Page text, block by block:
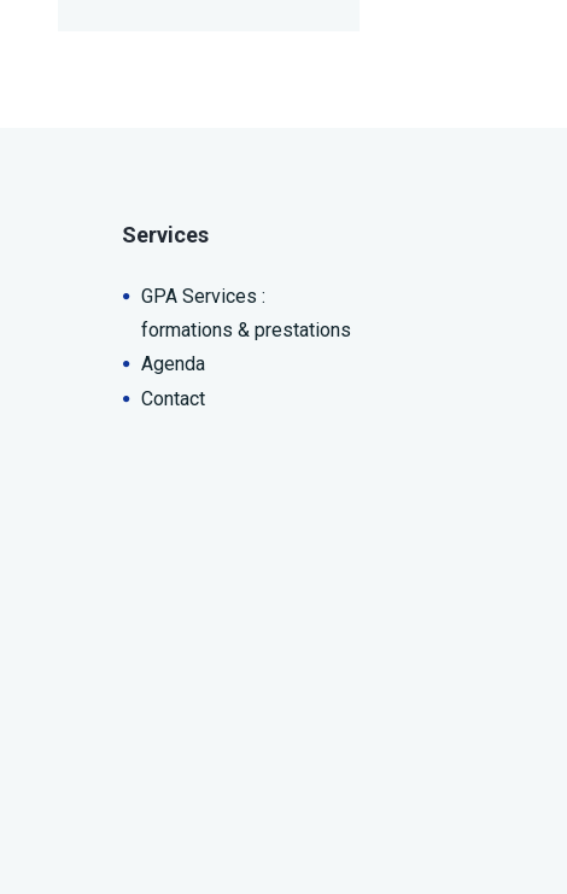
Services
GPA Services :
formations & prestations
Agenda
Contact